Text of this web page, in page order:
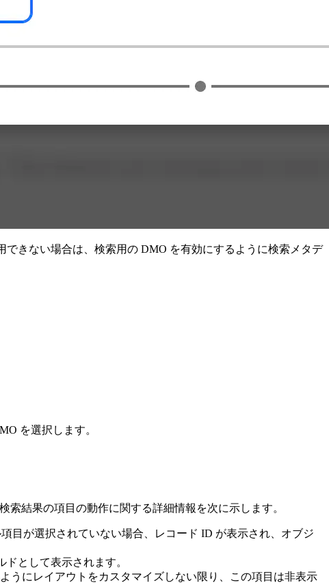
できない場合は、検索用の DMO を有効にするように検索メタデ
を選択します。
結果の項目の動作に関する詳細情報を次に示します。
目が選択されていない場合、レコード ID が表示され、オブジ
として表示されます。
うにレイアウトをカスタマイズしない限り、この項目は非表示